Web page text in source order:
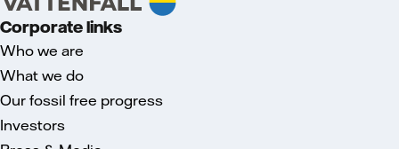
Corporate links
Who we are
What we do
Our fossil free progress
Investors